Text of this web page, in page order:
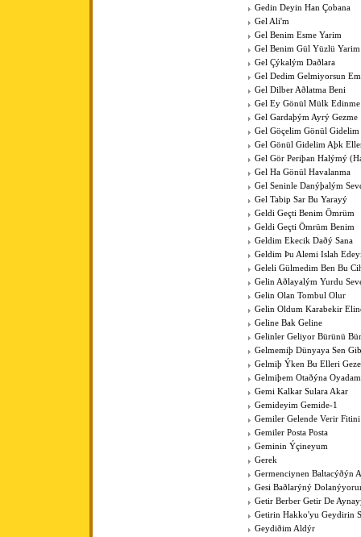
Gedin Deyin Han Çobana
Gel Ali'm
Gel Benim Esme Yarim
Gel Benim Gül Yüzlü Yarim
Gel Çýkalým Daðlara
Gel Dedim Gelmiyorsun
Gel Dilber Aðlatma Beni
Gel Ey Gönül Mülk
Gel Gardaþým Ayrý Gezme
Gel Göçelim Gönül Gidelim
Gel Gönül Gidelim Aþk
Gel Gör Periþan Halýmý
Gel Ha Gönül Havalanma
Gel Seninle Danýþalým
Gel Tabip Sar Bu Yarayý
Geldi Geçti Benim Ömrüm
Geldi Geçti Ömrüm Benim
Geldim Ekecik Daðý Sana
Geldim Þu Alemi Islah
Geleli Gülmedim Ben Bu
Gelin Aðlayalým Yurdu
Gelin Olan Tombul Olur
Gelin Oldum Karabekir
Geline Bak Geline
Gelinler Geliyor Bürünü
Gelmemiþ Dünyaya Sen
Gelmiþ Ýken Bu Elleri
Gelmiþem Otaðýna
Gemi Kalkar Sulara Akar
Gemideyim Gemide-1
Gemiler Gelende Verir Fitini
Gemiler Posta Posta
Geminin Ýçineyum
Gerek
Germenciynen Baltacýðýn
Gesi Baðlarýný
Getir Berber Getir De
Getirin Hakko'yu Geydirin
Geydiðim Aldýr